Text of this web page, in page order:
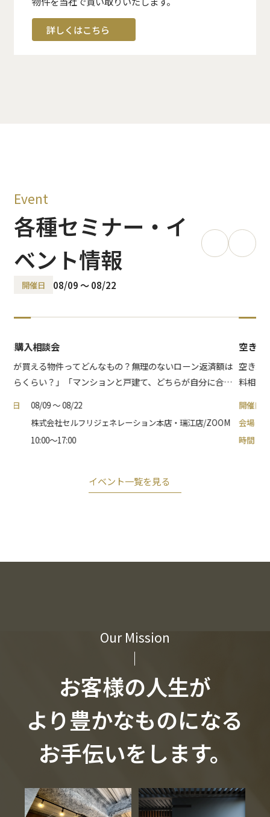
詳しくはこちら
Event
各種セミナー・イ
ベント情報
開催日 08/09 〜 08/22
宅購入相談会
私が買える物件ってどんなもの？無理のないローン返済額は
くらくらい？」「マンションと戸建て、どちらが自分に合っ
まな疑問に丁寧にお答えします。安心して住まい探しを進め
れるよう、知識と経験豊富なスタッフがしっかりとサポート
、理想の住まい選びをお手伝いいたします！
催日
08/09 〜 08/22
株式会社セルフリジェネレーション本店・瑞江店/ZOOM
10:00～17:00
空き家
空き家
料相談
開催日
会場
時間
イベント一覧を見る
Our Mission
お客様の人生が
より豊かなものになる
お手伝いをします。